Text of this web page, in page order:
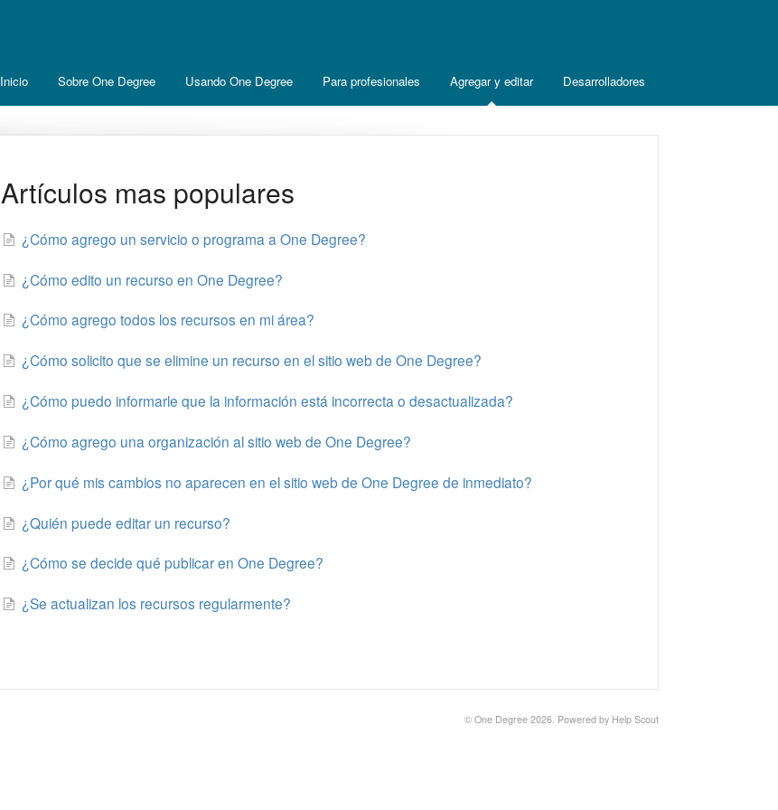
Inicio Sobre One Degree Usando One Degree Para profesionales Agregar y editar Desarrolladores
Artículos mas populares
¿Cómo agrego un servicio o programa a One Degree?
¿Cómo edito un recurso en One Degree?
¿Cómo agrego todos los recursos en mi área?
¿Cómo solicito que se elimine un recurso en el sitio web de One Degree?
¿Cómo puedo informarle que la información está incorrecta o desactualizada?
¿Cómo agrego una organización al sitio web de One Degree?
¿Por qué mis cambios no aparecen en el sitio web de One Degree de inmediato?
¿Quién puede editar un recurso?
¿Cómo se decide qué publicar en One Degree?
¿Se actualizan los recursos regularmente?
© One Degree 2026. Powered by Help Scout